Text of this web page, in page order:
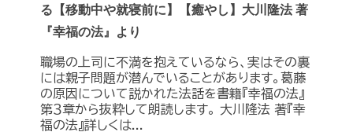
る【移動中や就寝前に】【癒やし】大川隆法 著
『幸福の法』より
職場の上司に不満を抱えているなら、実はその裏
には親子問題が潜んでいることがあります。葛藤
の原因について説かれた法話を書籍『幸福の法』
第３章から抜粋して朗読します。 大川隆法 著『幸
福の法』詳しくは...